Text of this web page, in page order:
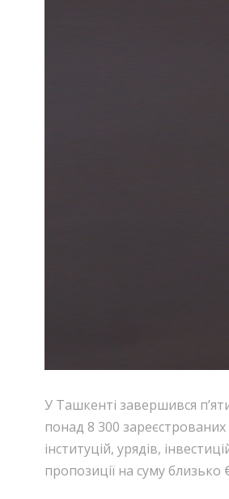
У Ташкенті завершився
понад 8 300
інституцій, урядів,
пропозиції на суму